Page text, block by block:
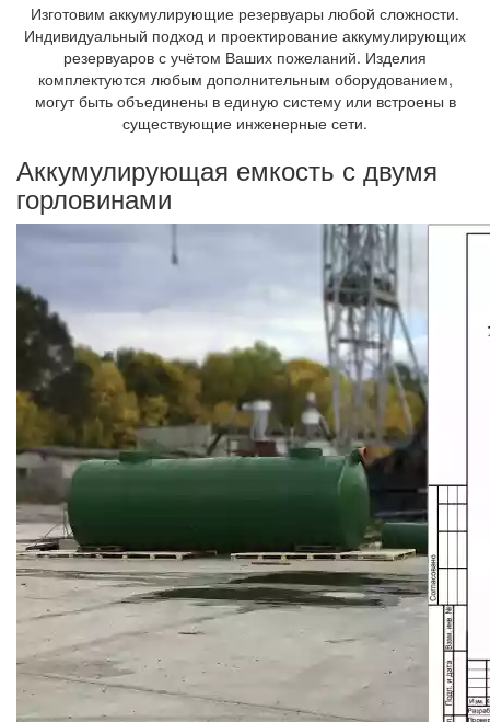
Изготовим аккумулирующие резервуары любой сложности.
Индивидуальный подход и проектирование аккумулирующих
резервуаров с учётом Ваших пожеланий. Изделия
комплектуются любым дополнительным оборудованием,
могут быть объединены в единую систему или встроены в
существующие инженерные сети.
Аккумулирующая емкость с двумя
горловинами